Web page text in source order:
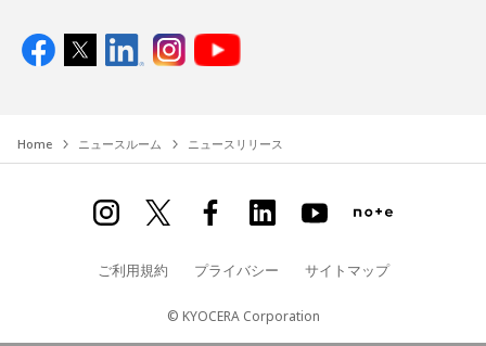
Home ニュースルーム ニュースリリース
ご利用規約 プライバシー サイトマップ
© KYOCERA Corporation